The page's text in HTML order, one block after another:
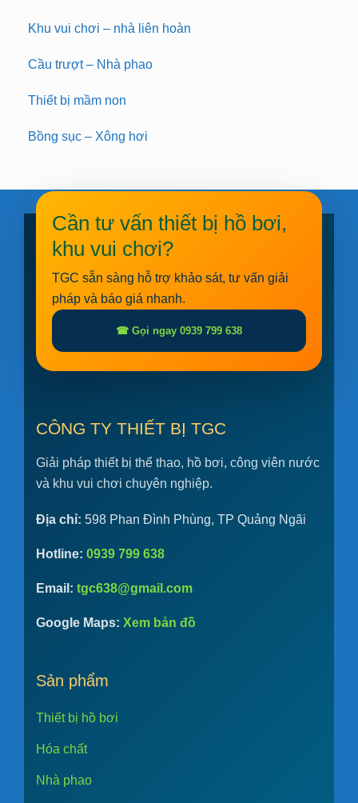
Khu vui chơi – nhà liên hoàn
Cầu trượt – Nhà phao
Thiết bị mầm non
Bồng sục – Xông hơi
Cần tư vấn thiết bị hồ bơi,
khu vui chơi?
TGC sẵn sàng hỗ trợ khảo sát, tư vấn giải
pháp và báo giá nhanh.
☎ Gọi ngay 0939 799 638
CÔNG TY THIẾT BỊ TGC
Giải pháp thiết bị thể thao, hồ bơi, công viên nước
và khu vui chơi chuyên nghiệp.
Địa chỉ: 598 Phan Đình Phùng, TP Quảng Ngãi
Hotline: 0939 799 638
Email: tgc638@gmail.com
Google Maps: Xem bản đồ
Sản phẩm
Thiết bị hồ bơi
Hóa chất
Nhà phao